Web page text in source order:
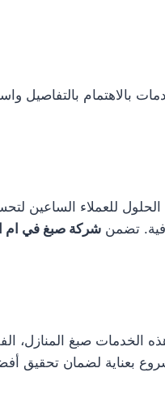
بالاهتمام بالتفاصيل
للعملاء الساعين
تضمن شركة صبغ في ام
صبغ المنازل،
لضمان تحقيق أفضل